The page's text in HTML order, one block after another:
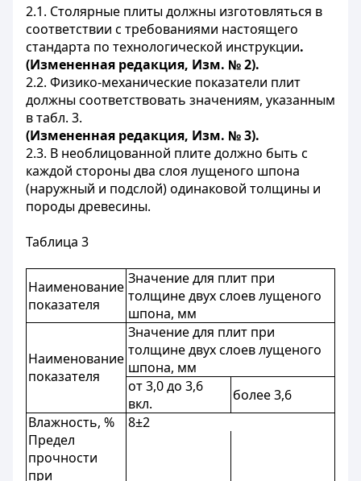
2.1. Столярные плиты должны изготовляться в
соответствии с требованиями настоящего
стандарта по технологической инструкции.
(Измененная редакция, Изм. № 2).
2.2. Физико-механические показатели плит
должны соответствовать значениям, указанным
в табл. 3.
(Измененная редакция, Изм. № 3).
2.3. В необлицованной плите должно быть с
каждой стороны два слоя лущеного шпона
(наружный и подслой) одинаковой толщины и
породы древесины.
Таблица 3
Наименование
показателя
Значение для плит при
толщине двух слоев лущеного
шпона, мм
Наименование
показателя
Значение для плит при
толщине двух слоев лущеного
шпона, мм
от 3,0 до 3,6
вкл.
более 3,6
Влажность, %
8±2
Предел
прочности
при